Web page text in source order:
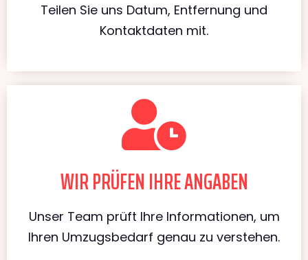
Teilen Sie uns Datum, Entfernung und
Kontaktdaten mit.
WIR PRÜFEN IHRE ANGABEN
Unser Team prüft Ihre Informationen, um
Ihren Umzugsbedarf genau zu verstehen.